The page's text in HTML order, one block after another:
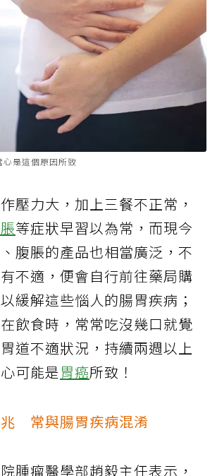
是這個原因所致
壓力大，加上三餐不正常，
等症狀早習以為常，而現今
腹脹的產品也相當廣泛，不
不適，便會自行前往藥局購
緩解這些惱人的腸胃疾病；
飲食時，常常吃沒幾口就覺
道不適狀況，持續兩週以上
可能是胃癌所致！
兆 常與腸胃疾病混淆
腫瘤醫學部趙毅主任表示，